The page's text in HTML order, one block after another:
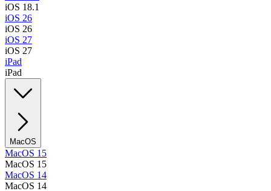
iOS 18.1
iOS 26
iOS 26
iOS 27
iOS 27
iPad
iPad
MacOS
MacOS 15
MacOS 15
MacOS 14
MacOS 14